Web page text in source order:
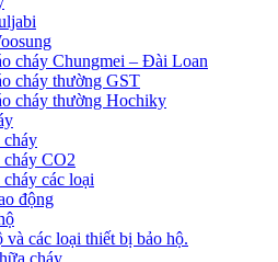
cháy Chungmei – Đài Loan
cháy thường GST
cháy thường Hochiky
CO2
các loại
động
và các loại thiết bị bảo hộ.
cháy